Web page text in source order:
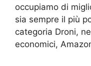
occupiamo di
sia sempre il più
categoria Droni,
economici,